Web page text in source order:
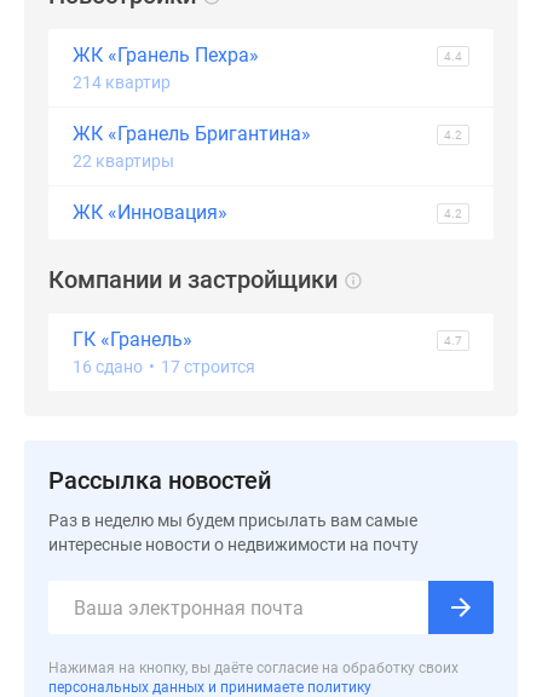
застройщиком
реновации
Москве
премиум-
Рассрочка
ипотека
коттеджи
поселки
ЖК «Гранель Пехра» 4.4
214 квартир
ЖК «Гранель Бригантина» 4.2
22 квартиры
ЖК «Инновация» 4.2
Компании и застройщики
ГК «Гранель» 4.7
16 сдано • 17 строится
Рассылка новостей
Раз в неделю мы будем присылать вам самые
интересные новости о недвижимости на почту
Нажимая на кнопку, вы даёте согласие на обработку своих
персональных данных и принимаете политику